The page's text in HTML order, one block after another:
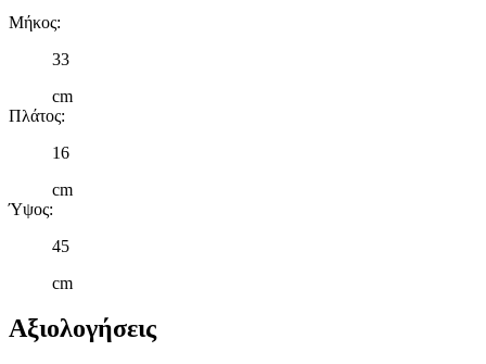
δικτύωσης, διαφημίσεων και ανάλυσης.
Μήκος:
33
cm
Πλάτος:
16
cm
Ύψος:
45
cm
Αξιολογήσεις